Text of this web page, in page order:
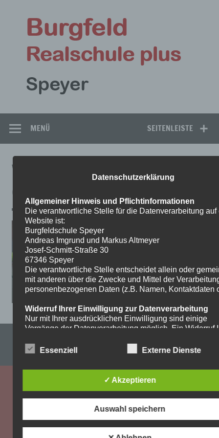
springen
SEITENLEISTE
MENÜ
WHATSAPP IMAGE 2017-06-
09 AT 14.24.19
WordPress-Theme: Dynamic News von ThemeZee.
Datenschutzerklärung
Allgemeiner Hinweis und Pflichtinformationen
Die verantwortliche Stelle für die Datenverarbeitung auf
Website ist:
Burgfeldschule Speyer
Andreas Imgrund und Markus Altmeyer
Josef-Schmitt-Straße 30
67346 Speyer
Die verantwortliche Stelle entscheidet allein oder
mit anderen über die Zwecke und Mittel der
personenbezogenen Daten (z.B. Namen, Kontaktdaten
Widerruf Ihrer Einwilligung zur Datenverarbeitung
Nur mit Ihrer ausdrücklichen Einwilligung sind einige
Vorgänge der Datenverarbeitung möglich. Ein Widerruf
Widerruf genügt eine formlose Mitteilung per E-Mail. Die
Recht auf Beschwerde bei der zuständigen
Aufsichtsbehörde
Als Betroffener steht Ihnen im Falle eines
der zuständigen Aufsichtsbehörde zu. Zuständige
Aufsichtsbehörde bezüglich datenschutzrechtlicher
Essenziell Externe Dienste
✓ Akzeptieren
Auswahl speichern